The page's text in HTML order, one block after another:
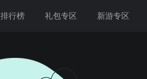
排行榜 礼包专区 新游专区